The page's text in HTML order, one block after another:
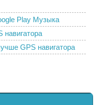
Play Музыка
GPS навигатора